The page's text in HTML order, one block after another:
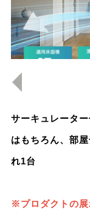
サーキュレータ
はもちろん、部
れ1台
※プロダクトの展